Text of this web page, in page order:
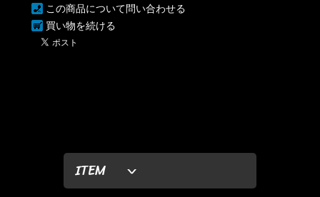
ITEM
この商品について問い合わせる
買い物を続ける